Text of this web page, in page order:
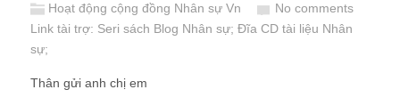
Hoạt động cộng đồng Nhân sự Vn
No comments
Link tài trợ: Seri sách Blog Nhân sự; Đĩa CD tài liệu Nhân
sự;
Thân gửi anh chị em